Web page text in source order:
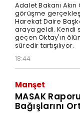
Adalet Bakanı
görüşme
Harekat Daire
araya geldi. Kendi
geçen Oktay'ın
süredir tartışılıyor.
18:44
Manşet
MASAK
Bağışlarını